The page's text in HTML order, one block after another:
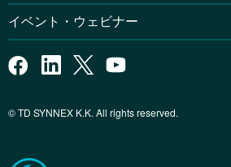
イベント・ウェビナー
© TD SYNNEX K.K. All rights reserved.